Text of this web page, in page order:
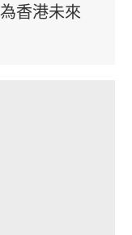
香港未來